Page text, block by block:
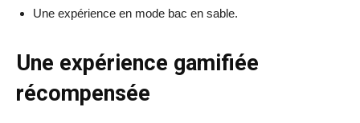
Une expérience en mode bac en sable.
Une expérience gamifiée
récompensée